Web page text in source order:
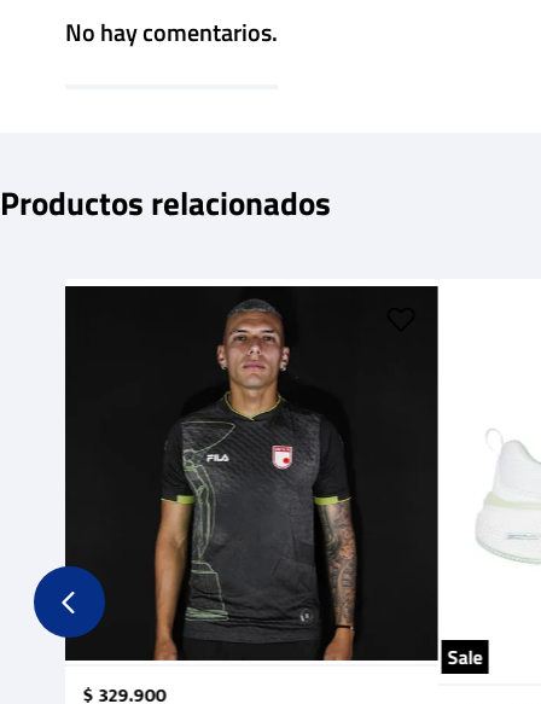
No hay comentarios.
Productos relacionados
$329.900
Sale